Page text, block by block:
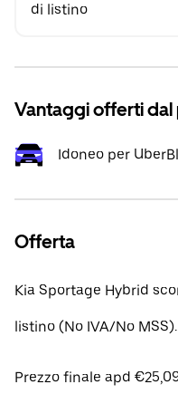
di listino
Vantaggi offerti dal
Idoneo per
Offerta
Kia Sportage Hybrid
listino (No IVA/No MSS).
Prezzo finale apd